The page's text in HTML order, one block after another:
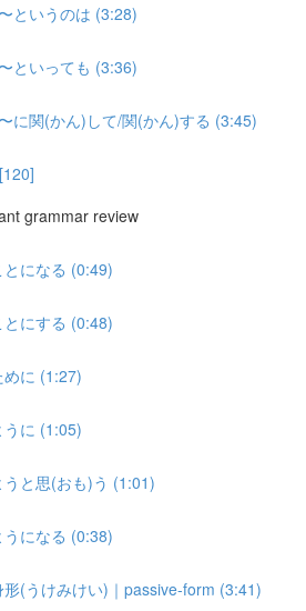
というのは (3:28)
といっても (3:36)
に関(かん)して/関(かん)する (3:45)
grammar review
になる (0:49)
にする (0:48)
に (1:27)
に (1:05)
と思(おも)う (1:01)
になる (0:38)
(うけみけい)｜passive-form (3:41)